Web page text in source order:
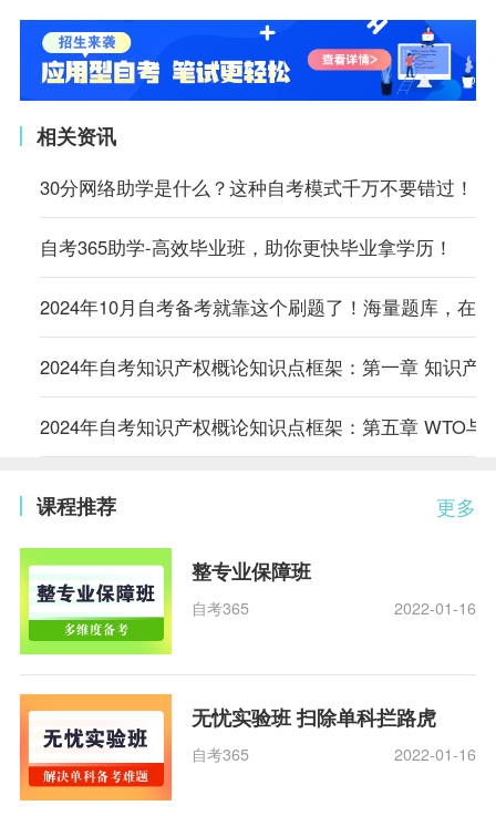
相关资讯
30分网络助学是什么？这种自考模式千万不要错过！
自考365助学-高效毕业班，助你更快毕业拿学历！
2024年10月自考备考就靠这个刷题了！海量题库，在
2024年自考知识产权概论知识点框架：第一章 知识产
2024年自考知识产权概论知识点框架：第五章 WTO与
更多
课程推荐
整专业保障班
自考365 2022-01-16
无忧实验班 扫除单科拦路虎
自考365 2022-01-16